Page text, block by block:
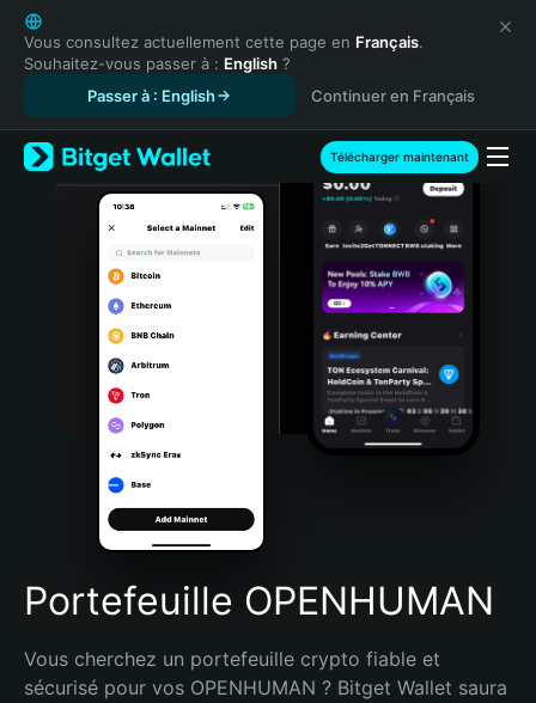
English
日本語
Tiếng Việt
Español (Latinoamérica)
Türkçe
Italiano
Português (Portugal)
Bahasa Indonesia
Português (Brasil)
Español (Argentina)
Vous consultez actuellement cette page en Français.
Souhaitez-vous passer à : English ?
Passer à : English
Continuer en Français
Télécharger maintenant
Portefeuille OPENHUMAN
Vous cherchez un portefeuille crypto fiable et
sécurisé pour vos OPENHUMAN ? Bitget Wallet saura